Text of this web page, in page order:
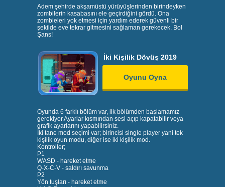
Adem şehirde akşamüstü yürüyüşlerinden birindeyken
zombilerin kasabasını ele geçirdiğini gördü. Ona
zombieleri yok etmesi için yardım ederek güvenli bir
şekilde eve tekrar gitmesini sağlaman gerekecek. Bol
Şans!
İki Kişilik Dövüş 2019
Oyunu Oyna
Oyunda 6 farklı bölüm var, ilk bölümden başlamamız
gerekiyor.Ayarlar kısmından sesi açıp kapatabilir veya
grafik ayarlarını yapabilirsiniz.
İki tane mod seçimi var; birincisi single player yani tek
kişilik oyun modu, diğer ise iki kişilik mod.
Kontroller;
P1
WASD - hareket etme
Q-X-C-V - saldırı savunma
P2
Yön tuşları - hareket etme